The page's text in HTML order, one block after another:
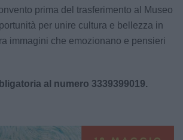
prima del trasferimento al Museo
per unire cultura e bellezza in
immagini che emozionano e pensieri
al numero 3339399019.